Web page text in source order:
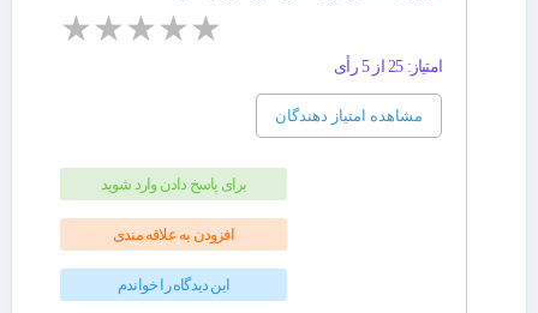
★★★★★
امتیاز: 25 از 5 رأی
مشاهده امتیاز دهندگان
برای پاسخ دادن وارد شوید
افزودن به علاقه مندی
این دیدگاه را خواندم